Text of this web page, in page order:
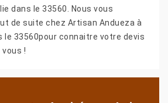
dans le 33560. Nous vous
de suite chez Artisan Andueza à
le 33560pour connaitre votre devis
!